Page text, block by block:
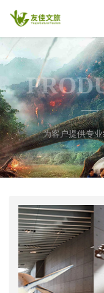
——
为客户提供专